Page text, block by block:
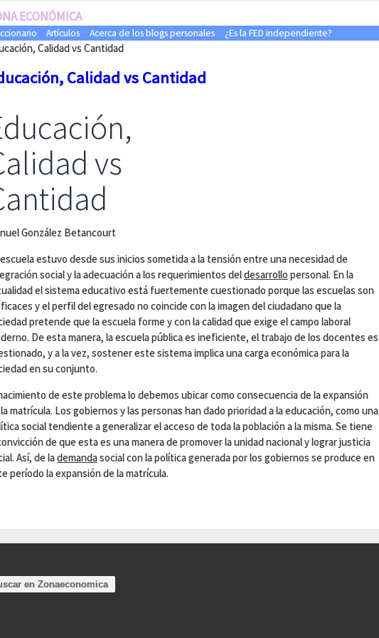
ECONÓMICA
Artículos Acerca de los blogs personales ¿Es la FED independiente?
Calidad vs Cantidad
Calidad vs Cantidad
vs
González Betancourt
estuvo desde sus inicios sometida a la tensión entre una necesidad de
social y la adecuación a los requerimientos deldesarrollo personal. En la
el sistema educativo está fuertemente cuestionado porque las escuelas son
y el perfil del egresado no coincide con la imagen del ciudadano que la
pretende que la escuela forme y con la calidad que exige el campo laboral
De esta manera, la escuela pública es ineficiente, el trabajo de los docentes es
y a la vez, sostener este sistema implica una carga económica para la
en su conjunto.
de este problema lo debemos ubicar como consecuencia de la expansión
matrícula. Los gobiernos y las personas han dado prioridad a la educación, como una
social tendiente a generalizar el acceso de toda la población a la misma. Se tiene
de que esta es una manera de promover la unidad nacional y lograr justicia
Así, de lademandasocial con la política generada por los gobiernos se produce en
período la expansión de la matrícula.